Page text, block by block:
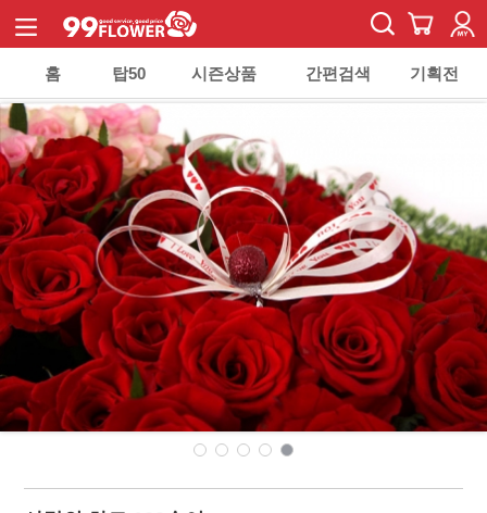
홈 탑50 시즌상품 간편검색 기획전